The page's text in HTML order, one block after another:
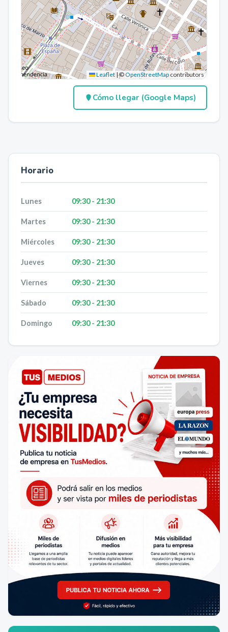
Leaflet |©OpenStreetMap contributors
Cómo llegar (Google Maps)
Horario
Lunes 09:30 - 21:30
Martes 09:30 - 21:30
Miércoles 09:30 - 21:30
Jueves 09:30 - 21:30
Viernes 09:30 - 21:30
Sábado 09:30 - 21:30
Domingo 09:30 - 21:30